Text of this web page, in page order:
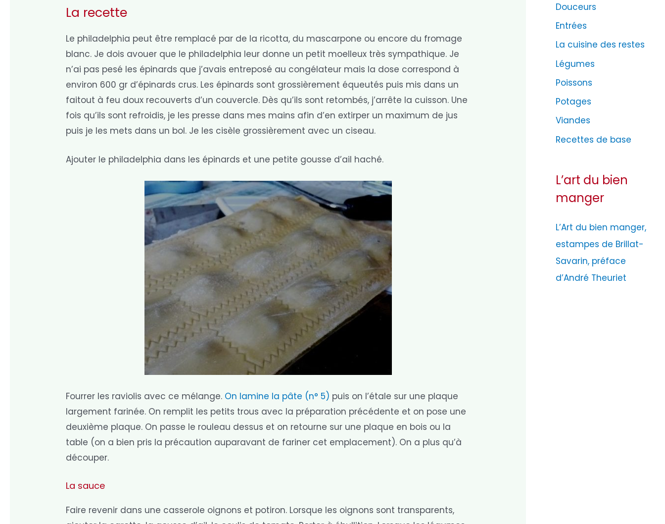
La recette
Le philadelphia peut être remplacé par de la ricotta, du mascarpone ou encore du fromage
blanc. Je dois avouer que le philadelphia leur donne un petit moelleux très sympathique. Je
n’ai pas pesé les épinards que j’avais entreposé au congélateur mais la dose correspond à
environ 600 gr d’épinards crus. Les épinards sont grossièrement équeutés puis mis dans un
faitout à feu doux recouverts d’un couvercle. Dès qu’ils sont retombés, j’arrête la cuisson. Une
fois qu’ils sont refroidis, je les presse dans mes mains afin d’en extirper un maximum de jus
puis je les mets dans un bol. Je les cisèle grossièrement avec un ciseau.
Ajouter le philadelphia dans les épinards et une petite gousse d’ail haché.
Fourrer les raviolis avec ce mélange. On lamine la pâte (n° 5) puis on l’étale sur une plaque
largement farinée. On remplit les petits trous avec la préparation précédente et on pose une
deuxième plaque. On passe le rouleau dessus et on retourne sur une plaque en bois ou la
table (on a bien pris la précaution auparavant de fariner cet emplacement). On a plus qu’à
découper.
La sauce
Faire revenir dans une casserole oignons et potiron. Lorsque les oignons sont transparents,
Douceurs
Entrées
La cuisine des restes
Légumes
Poissons
Potages
Viandes
Recettes de base
L’art du bien
manger
L’Art du bien manger,
estampes de Brillat-
Savarin, préface
d’André Theuriet